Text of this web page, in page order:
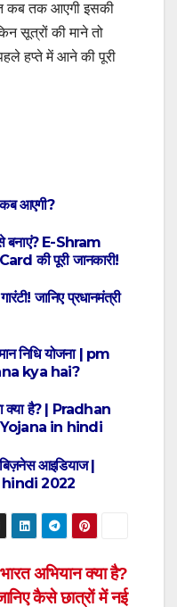
कब तक आएगी इसकी
सूत्रों की माने तो
हप्ते में आने की पूरी
कब आएगी?
बनाएं? E-Shram
की पूरी जानकारी!
जानिए प्रधानमंत्री
निधि योजना | pm
kya hai?
क्या है? | Pradhan
in hindi
आइडियाज |
2022
अभियान क्या है?
कैसे छात्रों में नई